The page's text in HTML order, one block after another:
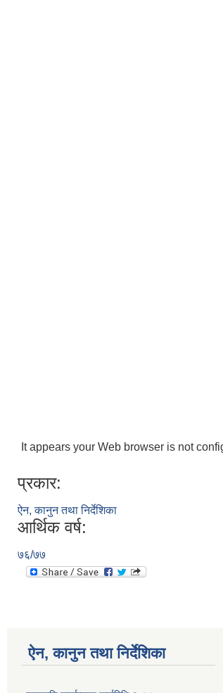
It appears your Web browser is not
प्रकार:
ऐन, कानुन तथा निर्देशिका
आर्थिक वर्ष:
७६/७७
ऐन, कानुन तथा निर्देशिका